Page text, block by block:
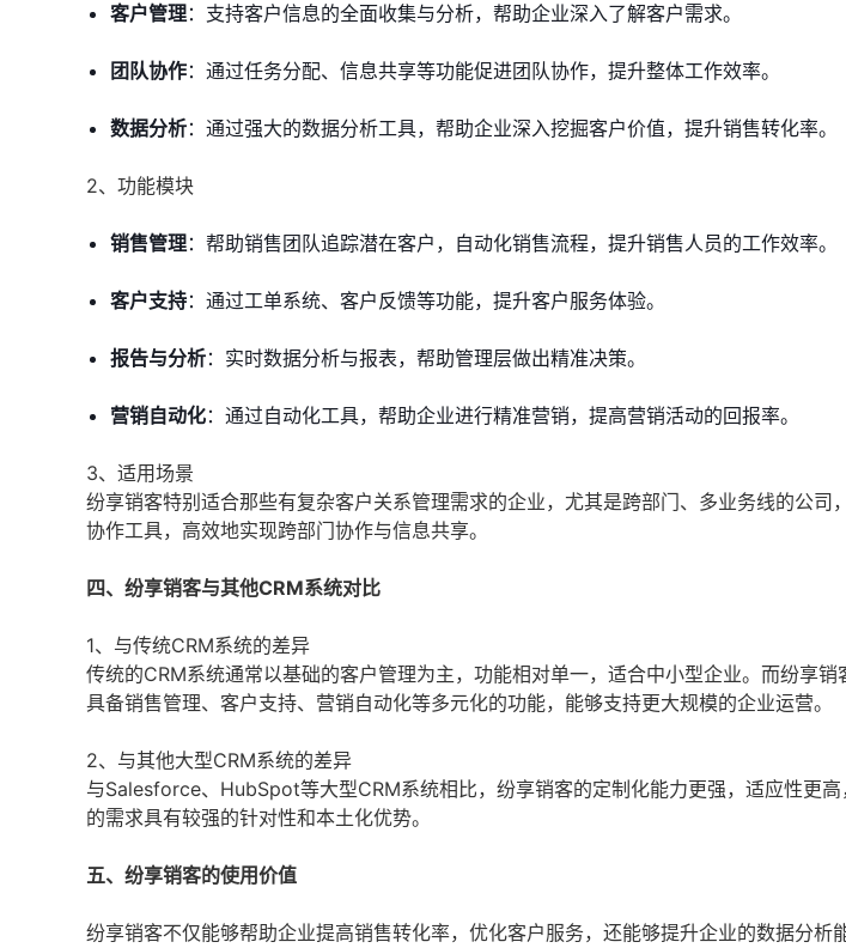
客户管理：支持客户信息的全面收集与分析，帮助企业深入了解客户需求。
团队协作：通过任务分配、信息共享等功能促进团队协作，提升整体工作效率。
数据分析：通过强大的数据分析工具，帮助企业深入挖掘客户价值，提升销售转化率。
2、功能模块
销售管理：帮助销售团队追踪潜在客户，自动化销售流程，提升销售人员的工作效率。
客户支持：通过工单系统、客户反馈等功能，提升客户服务体验。
报告与分析：实时数据分析与报表，帮助管理层做出精准决策。
营销自动化：通过自动化工具，帮助企业进行精准营销，提高营销活动的回报率。
3、适用场景
纷享销客特别适合那些有复杂客户关系管理需求的企业，尤其是跨部门、多业务线的公司
协作工具，高效地实现跨部门协作与信息共享。
四、纷享销客与其他CRM系统对比
1、与传统CRM系统的差异
传统的CRM系统通常以基础的客户管理为主，功能相对单一，适合中小型企业。而纷享
具备销售管理、客户支持、营销自动化等多元化的功能，能够支持更大规模的企业运营。
2、与其他大型CRM系统的差异
与Salesforce、HubSpot等大型CRM系统相比，纷享销客的定制化能力更强，适应性更
的需求具有较强的针对性和本土化优势。
五、纷享销客的使用价值
纷享销客不仅能够帮助企业提高销售转化率，优化客户服务，还能够提升企业的数据分析